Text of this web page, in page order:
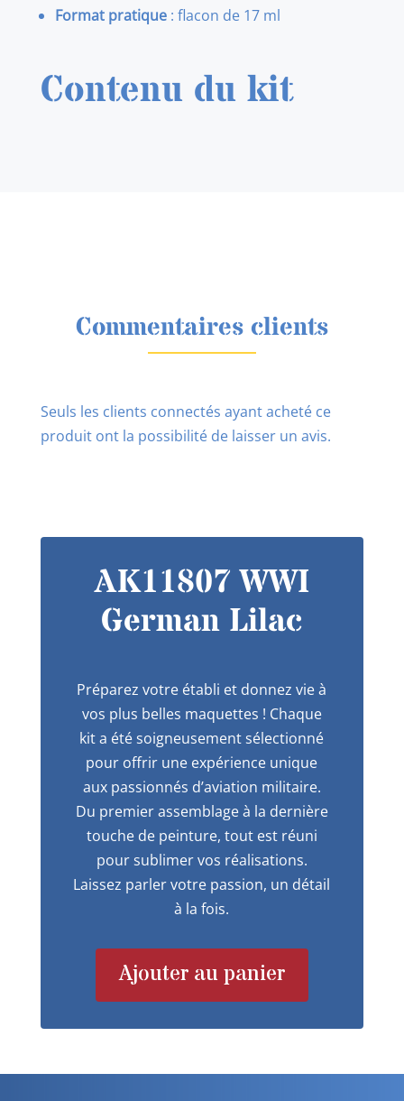
Format pratique: flacon de 17 ml
Contenu du kit
Commentaires clients
Seuls les clients connectés ayant acheté ce
produit ont la possibilité de laisser un avis.
AK11807 WWI
German Lilac
Préparez votre établi et donnez vie à
vos plus belles maquettes ! Chaque
kit a été soigneusement sélectionné
pour offrir une expérience unique
aux passionnés d’aviation militaire.
Du premier assemblage à la dernière
touche de peinture, tout est réuni
pour sublimer vos réalisations.
Laissez parler votre passion, un détail
à la fois.
Ajouter au panier